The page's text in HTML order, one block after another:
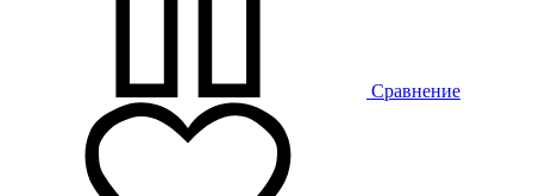
Сравнение